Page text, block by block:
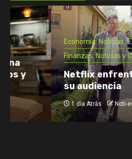
Economía: Noticias
Finanzas: Noticias y Consejos
Netflix enfrenta el
su audiencia
1 día Atrás Noti-economía